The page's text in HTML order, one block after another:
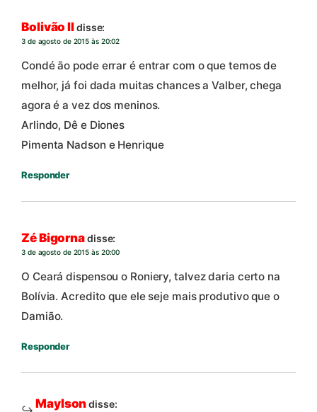
Bolivão IIdisse:
3 de agosto de 2015 às 20:02
Condé ão pode errar é entrar com o que temos de
melhor, já foi dada muitas chances a Valber, chega
agora é a vez dos meninos.
Arlindo, Dê e Diones
Pimenta Nadson e Henrique
Responder
Zé Bigornadisse:
3 de agosto de 2015 às 20:00
O Ceará dispensou o Roniery, talvez daria certo na
Bolívia. Acredito que ele seje mais produtivo que o
Damião.
Responder
Maylsondisse: